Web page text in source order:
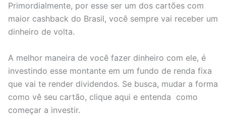
Primordialmente, por esse ser um dos cartões com
maior cashback do Brasil, você sempre vai receber um
dinheiro de volta.
A melhor maneira de você fazer dinheiro com ele, é
investindo esse montante em um fundo de renda fixa
que vai te render dividendos. Se busca, mudar a forma
como vê seu cartão, clique aqui e entenda como
começar a investir.